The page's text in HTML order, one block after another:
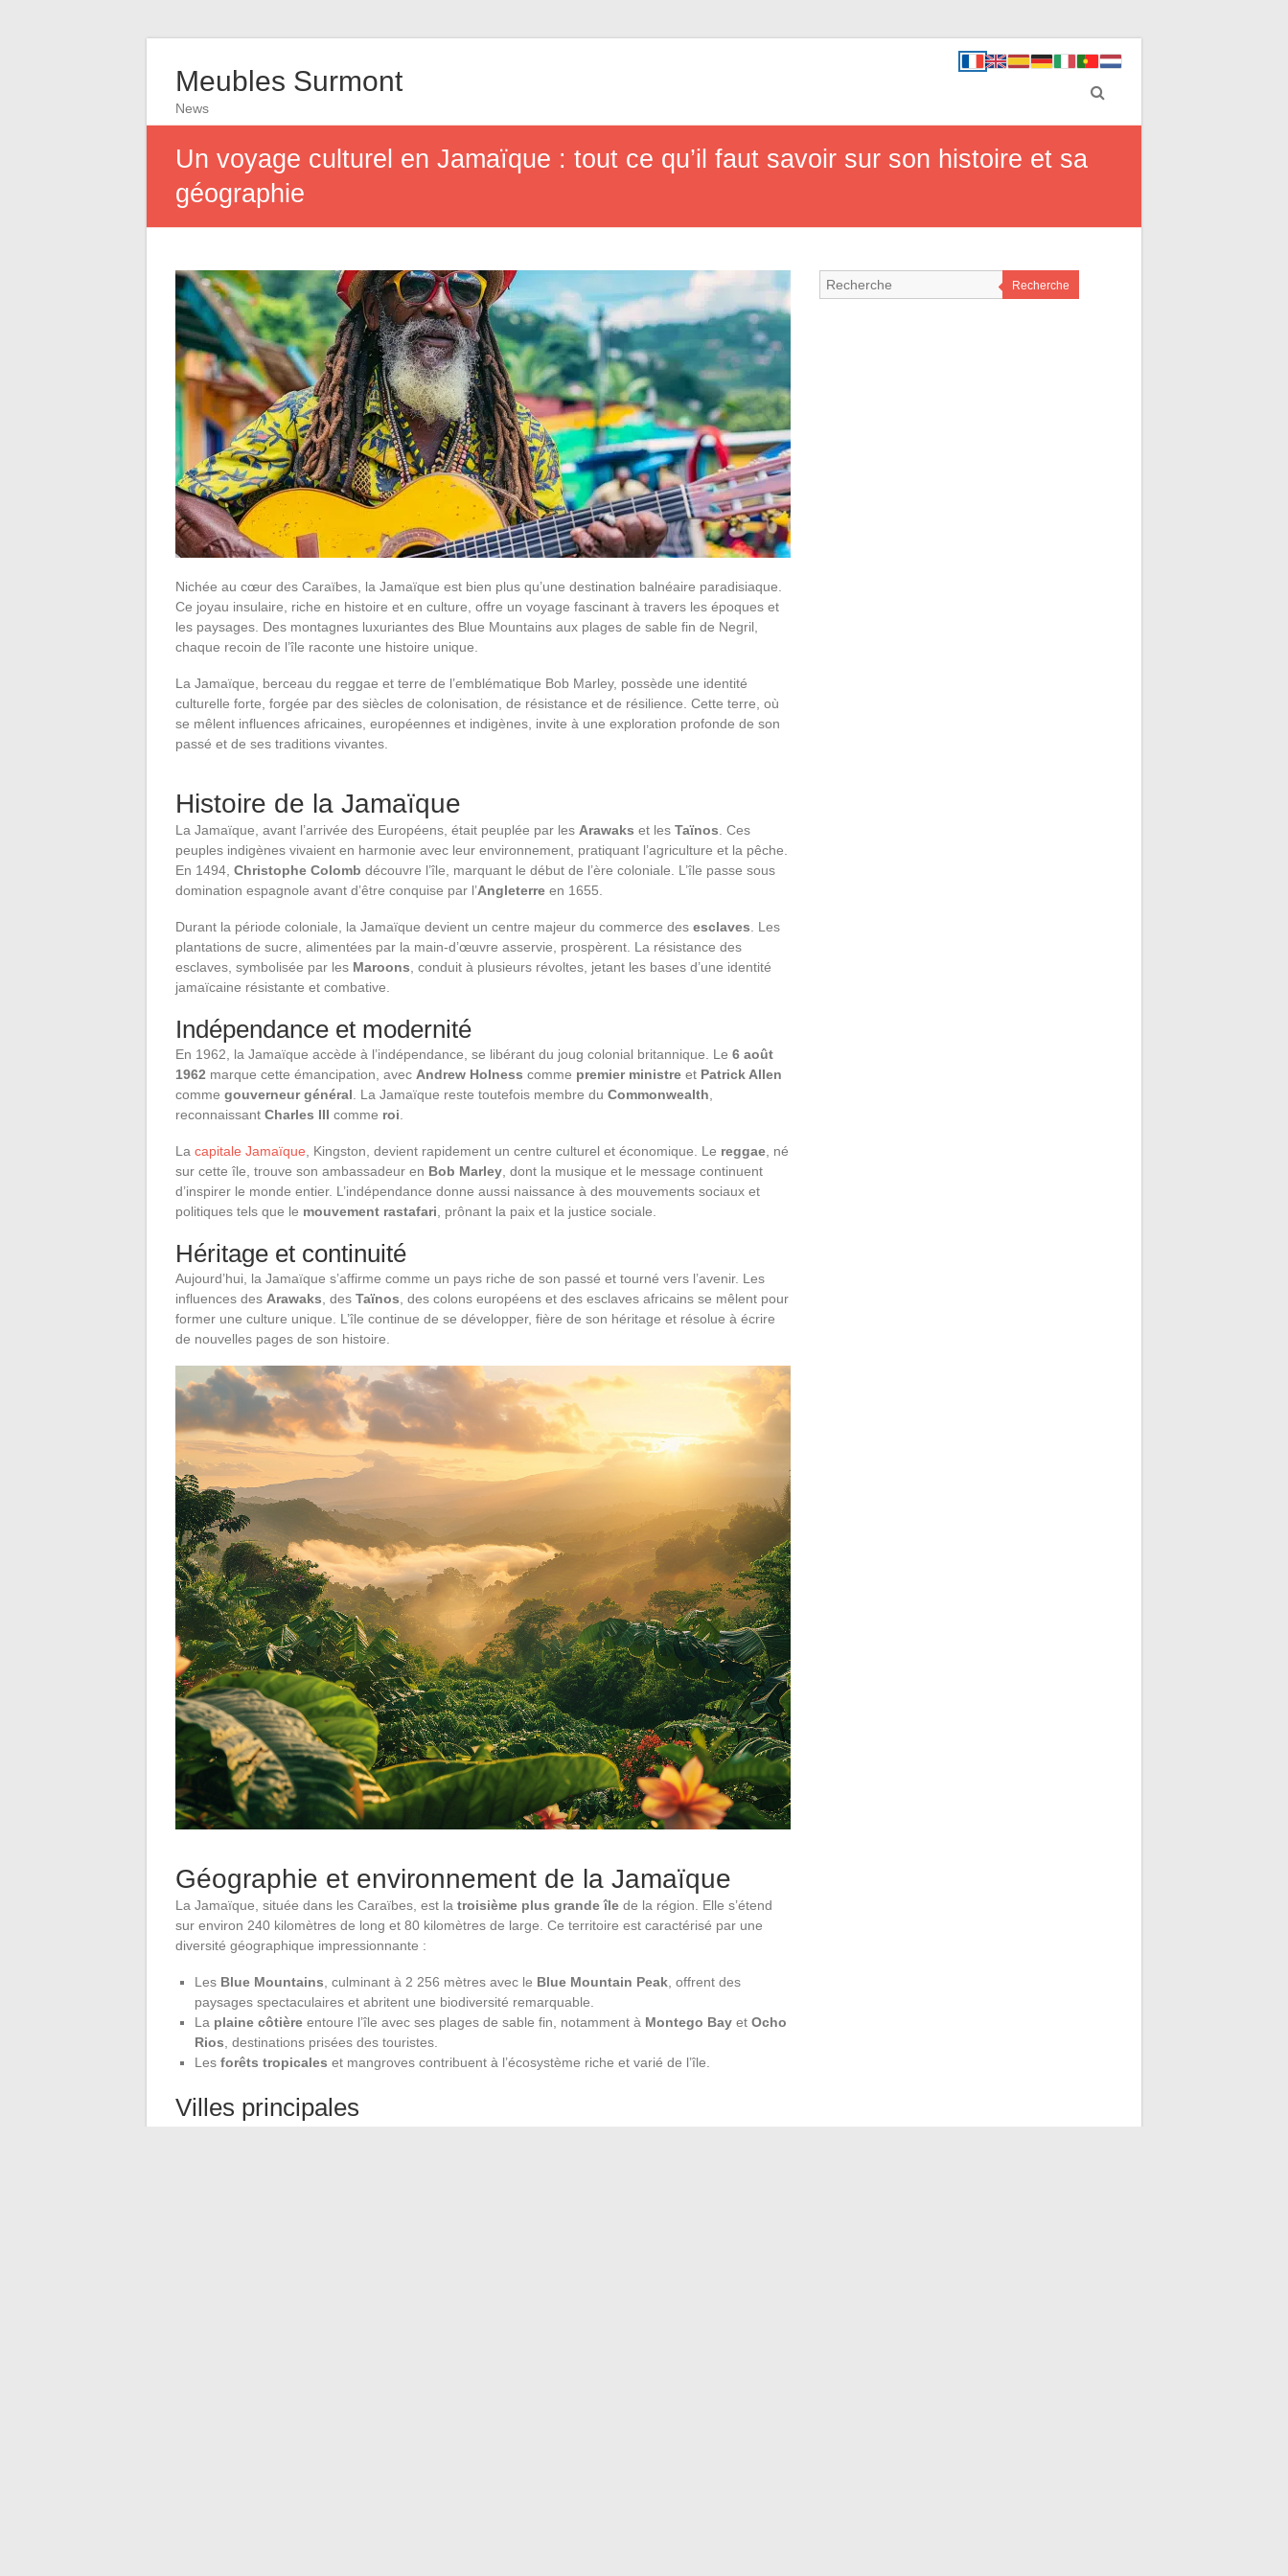
Meubles Surmont
News
Un voyage culturel en Jamaïque : tout ce qu’il faut savoir sur son histoire et sa
géographie
Nichée au cœur des Caraïbes, la Jamaïque est bien plus qu’une destination balnéaire paradisiaque.
Ce joyau insulaire, riche en histoire et en culture, offre un voyage fascinant à travers les époques et
les paysages. Des montagnes luxuriantes des Blue Mountains aux plages de sable fin de Negril,
chaque recoin de l’île raconte une histoire unique.
La Jamaïque, berceau du reggae et terre de l’emblématique Bob Marley, possède une identité
culturelle forte, forgée par des siècles de colonisation, de résistance et de résilience. Cette terre, où
se mêlent influences africaines, européennes et indigènes, invite à une exploration profonde de son
passé et de ses traditions vivantes.
Histoire de la Jamaïque
La Jamaïque, avant l’arrivée des Européens, était peuplée par les Arawaks et les Taïnos . Ces
peuples indigènes vivaient en harmonie avec leur environnement, pratiquant l’agriculture et la pêche.
En 1494, Christophe Colomb découvre l’île, marquant le début de l’ère coloniale. L’île passe sous
domination espagnole avant d’être conquise par l’Angleterre en 1655.
Durant la période coloniale, la Jamaïque devient un centre majeur du commerce des esclaves . Les
plantations de sucre, alimentées par la main-d’œuvre asservie, prospèrent. La résistance des
esclaves, symbolisée par les Maroons , conduit à plusieurs révoltes, jetant les bases d’une identité
jamaïcaine résistante et combative.
Indépendance et modernité
En 1962, la Jamaïque accède à l’indépendance, se libérant du joug colonial britannique. Le 6 août
1962 marque cette émancipation, avec Andrew Holness comme premier ministre et Patrick Allen
comme gouverneur général . La Jamaïque reste toutefois membre du Commonwealth
reconnaissant Charles III comme roi
La capitale Jamaïque , Kingston, devient rapidement un centre culturel et économique. Le reggae , né
sur cette île, trouve son ambassadeur en Bob Marley , dont la musique et le message continuent
d’inspirer le monde entier. L’indépendance donne aussi naissance à des mouvements sociaux et
politiques tels que le mouvement rastafari , prônant la paix et la justice sociale.
Héritage et continuité
Aujourd’hui, la Jamaïque s’affirme comme un pays riche de son passé et tourné vers l’avenir. Les
influences des Arawaks , des Taïnos , des colons européens et des esclaves africains se mêlent pour
former une culture unique. L’île continue de se développer, fière de son héritage et résolue à écrire
de nouvelles pages de son histoire.
Géographie et environnement de la Jamaïque
La Jamaïque, située dans les Caraïbes, est la troisième plus grande île de la région. Elle s’étend
sur environ 240 kilomètres de long et 80 kilomètres de large. Ce territoire est caractérisé par une
diversité géographique impressionnante :
Les Blue Mountains , culminant à 2 256 mètres avec le Blue Mountain Peak , offrent des
paysages spectaculaires et abritent une biodiversité remarquable.
La plaine côtière entoure l’île avec ses plages de sable fin, notamment à Montego Bay et Ocho
Rios , destinations prisées des touristes.
Les forêts tropicales et mangroves contribuent à l’écosystème riche et varié de l’île.
Villes principales
Recherche